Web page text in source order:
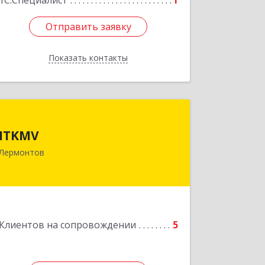
Отправить заявку
Показать контакты
Отправить заявку
Назад
ITKMV
Клиентов на сопровождении 5